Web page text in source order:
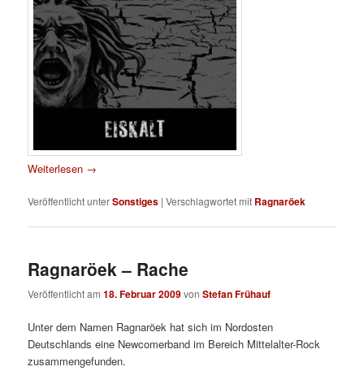
Weiterlesen →
Veröffentlicht unterSonstiges |Verschlagwortet mit Ragnaröek
Ragnaröek – Rache
Veröffentlicht am18. Februar 2009vonStefan Frühauf
Unter dem Namen Ragnaröek hat sich im Nordosten
Deutschlands eine Newcomerband im Bereich Mittelalter-Rock
zusammengefunden.